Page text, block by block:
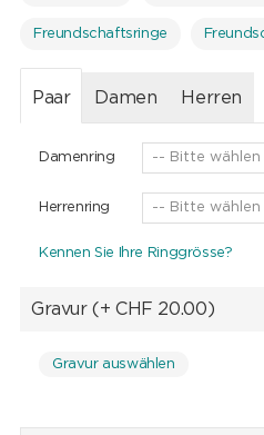
Freundschaftsringe
Paar Damen Herren
Damenring
Herrenring
Kennen Sie Ihre Ringgrösse?
Gravur(+ CHF 20.00)
Gravur auswählen